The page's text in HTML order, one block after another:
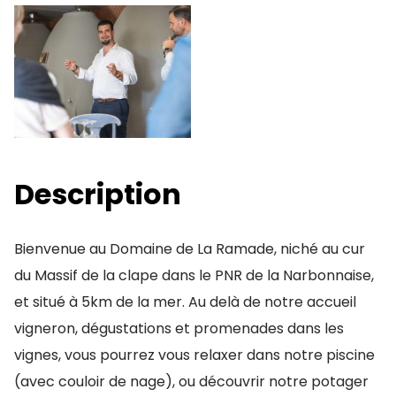
Description
Bienvenue au Domaine de La Ramade, niché au cur
du Massif de la clape dans le PNR de la Narbonnaise,
et situé à 5km de la mer. Au delà de notre accueil
vigneron, dégustations et promenades dans les
vignes, vous pourrez vous relaxer dans notre piscine
(avec couloir de nage), ou découvrir notre potager